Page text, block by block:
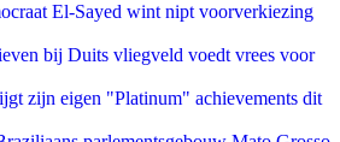
El-Sayed wint nipt voorverkiezing
bij Duits vliegveld voedt vrees voor
zijn eigen "Platinum" achievements dit